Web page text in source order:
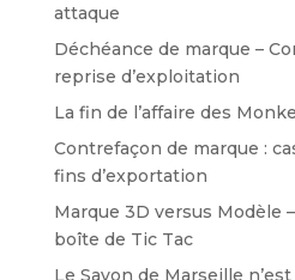
attaque
Déchéance de marque –
reprise d’exploitation
La fin de l’affaire des
Contrefaçon de marque :
fins d’exportation
Marque 3D versus Modèle
boîte de Tic Tac
Le Savon de Marseille